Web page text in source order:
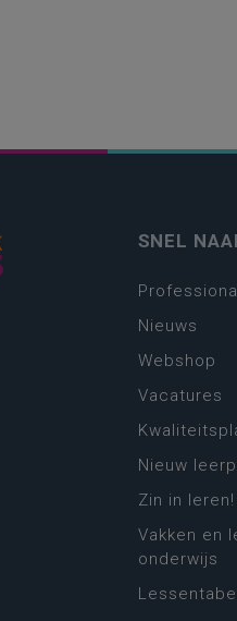
SNEL
Nieuws
Webshop
Vacatures
Nieuw
Zin in
Vakken en
onderwijs